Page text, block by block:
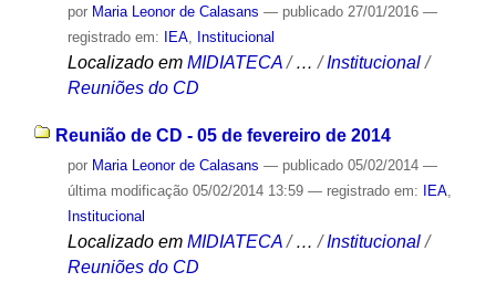
por Maria Leonor de Calasans — publicado27/01/2016 —
registrado em:
IEA, Institucional
Localizado em MIDIATECA /…/Institucional /
Reuniões do CD
Reunião de CD - 05 de fevereiro de 2014
por Maria Leonor de Calasans — publicado05/02/2014 —
última modificação05/02/2014 13:59 — registrado em: IEA,
Institucional
Localizado em MIDIATECA /…/Institucional /
Reuniões do CD